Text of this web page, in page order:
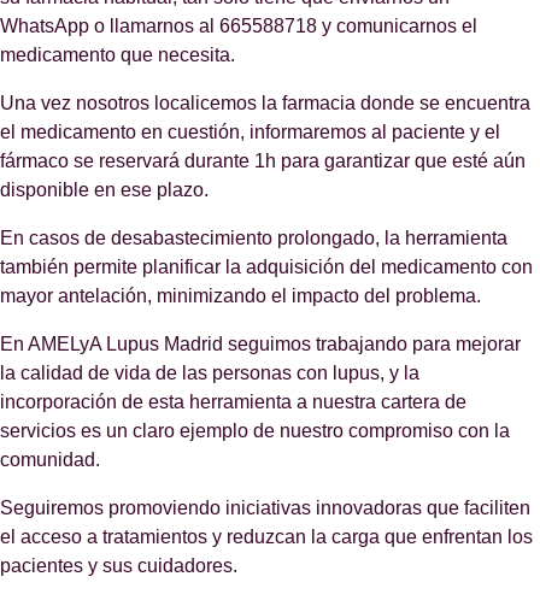
WhatsApp o llamarnos al 665588718 y comunicarnos el
medicamento que necesita.
Una vez nosotros localicemos la farmacia donde se encuentra
el medicamento en cuestión, informaremos al paciente y el
fármaco se reservará durante 1h para garantizar que esté aún
disponible en ese plazo.
En casos de desabastecimiento prolongado, la herramienta
también permite planificar la adquisición del medicamento con
mayor antelación, minimizando el impacto del problema.
En AMELyA Lupus Madrid seguimos trabajando para mejorar
la calidad de vida de las personas con lupus, y la
incorporación de esta herramienta a nuestra cartera de
servicios es un claro ejemplo de nuestro compromiso con la
comunidad.
Seguiremos promoviendo iniciativas innovadoras que faciliten
el acceso a tratamientos y reduzcan la carga que enfrentan los
pacientes y sus cuidadores.